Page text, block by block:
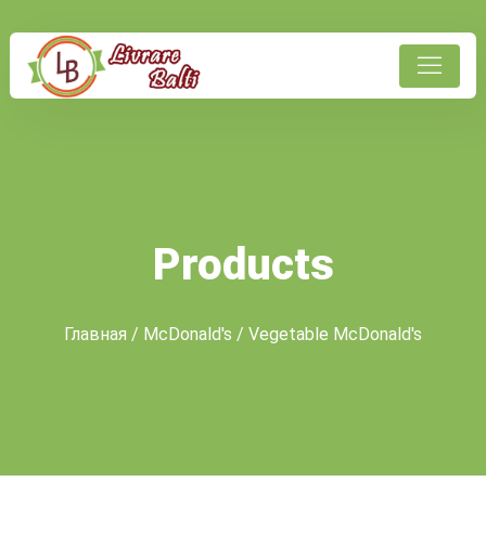
Products
Главная / McDonald's / Vegetable McDonald's